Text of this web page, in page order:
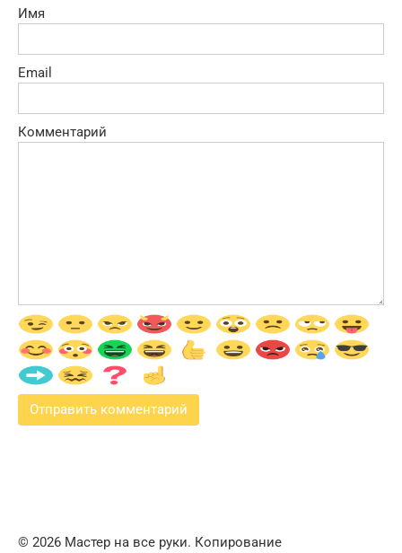
Имя
Email
Комментарий
© 2026 Мастер на все руки. Копирование